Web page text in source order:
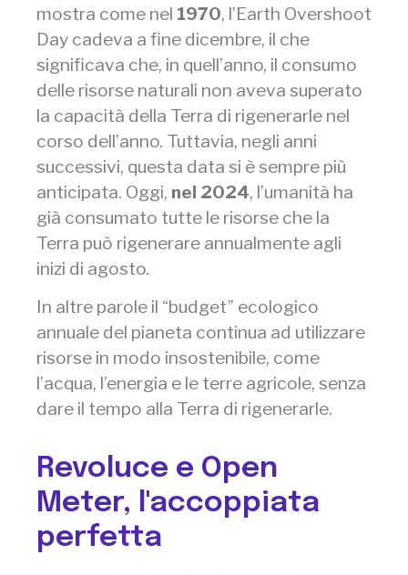
mostra come nel 1970, l’Earth Overshoot
Day cadeva a fine dicembre, il che
significava che, in quell’anno, il consumo
delle risorse naturali non aveva superato
la capacità della Terra di rigenerarle nel
corso dell’anno. Tuttavia, negli anni
successivi, questa data si è sempre più
anticipata. Oggi, nel 2024, l’umanità ha
già consumato tutte le risorse che la
Terra può rigenerare annualmente agli
inizi di agosto.
In altre parole il “budget” ecologico
annuale del pianeta continua ad utilizzare
risorse in modo insostenibile, come
l’acqua, l’energia e le terre agricole, senza
dare il tempo alla Terra di rigenerarle.
Revoluce e Open
Meter, l'accoppiata
perfetta